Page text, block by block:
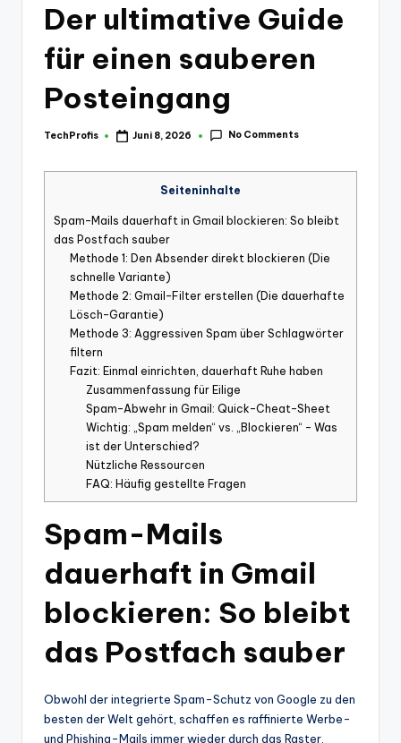
Der ultimative Guide
für einen sauberen
Posteingang
Posted
TechProfis Juni 8, 2026 No Comments
Seiteninhalte
Spam-Mails dauerhaft in Gmail blockieren: So bleibt
das Postfach sauber
Methode 1: Den Absender direkt blockieren (Die
schnelle Variante)
Methode 2: Gmail-Filter erstellen (Die dauerhafte
Lösch-Garantie)
Methode 3: Aggressiven Spam über Schlagwörter
filtern
Fazit: Einmal einrichten, dauerhaft Ruhe haben
Zusammenfassung für Eilige
Spam-Abwehr in Gmail: Quick-Cheat-Sheet
Wichtig: „Spam melden“ vs. „Blockieren“ – Was
ist der Unterschied?
Nützliche Ressourcen
FAQ: Häufig gestellte Fragen
Spam-Mails
dauerhaft in Gmail
blockieren: So bleibt
das Postfach sauber
Obwohl der integrierte Spam-Schutz von Google zu den
besten der Welt gehört, schaffen es raffinierte Werbe-
und Phishing-Mails immer wieder durch das Raster.